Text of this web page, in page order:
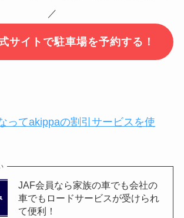
／
サイトで駐車場を予約する！
ってakippaの割引サービスを使
JAF会員なら家族の車でも会社の
車でもロードサービスが受けられ
て便利！